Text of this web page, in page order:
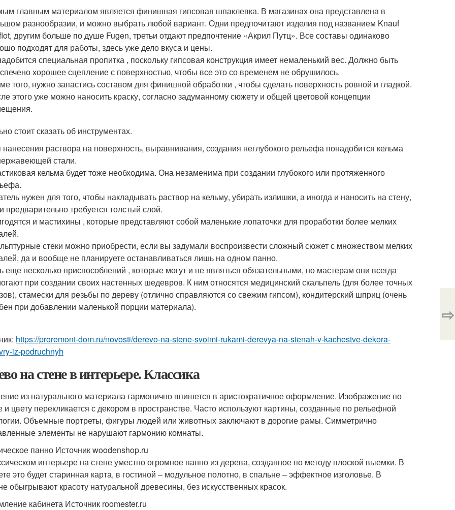
главным материалом является финишная гипсовая шпаклевка. В магазинах она представлена в
разнообразии, и можно выбрать любой вариант. Одни предпочитают изделия под названием Knauf
другим больше по душе Fugen, третьи отдают предпочтение «Акрил Путц». Все составы одинаково
подходят для работы, здесь уже дело вкуса и цены.
специальная пропитка , поскольку гипсовая конструкция имеет немаленький вес. Должно быть
хорошее сцепление с поверхностью, чтобы все это со временем не обрушилось.
того, нужно запастись составом для финишной обработки , чтобы сделать поверхность ровной и гладкой.
этого уже можно наносить краску, согласно задуманному сюжету и общей цветовой концепции
стоит сказать об инструментах.
раствора на поверхность, выравнивания, создания неглубокого рельефа понадобится кельма
стали.
кельма будет тоже необходима. Она незаменима при создании глубокого или протяженного
нужен для того, чтобы накладывать раствор на кельму, убирать излишки, а иногда и наносить на стену,
предварительно требуется толстый слой.
и мастихины , которые представляют собой маленькие лопаточки для проработки более мелких
стеки можно приобрести, если вы задумали воспроизвести сложный сюжет с множеством мелких
да и вообще не планируете останавливаться лишь на одном панно.
еще несколько приспособлений , которые могут и не являться обязательными, но мастерам они всегда
при создании своих настенных шедевров. К ним относятся медицинский скальпель (для более точных
стамески для резьбы по дереву (отлично справляются со свежим гипсом), кондитерский шприц (очень
при добавлении маленькой порции материала).
https://proremont-dom.ru/novosti/derevo-na-stene-svoimi-rukami-derevya-na-stenah-v-kachestve-dekora-
iz-podruchnyh
на стене в интерьере. Классика
из натурального материала гармонично впишется в аристократичное оформление. Изображение по
цвету перекликается с декором в пространстве. Часто используют картины, созданные по рельефной
Объемные портреты, фигуры людей или животных заключают в дорогие рамы. Симметрично
элементы не нарушают гармонию комнаты.
панно Источник woodenshop.ru
интерьере на стене уместно огромное панно из дерева, созданное по методу плоской выемки. В
это будет старинная карта, в гостиной – модульное полотно, в спальне – эффектное изголовье. В
обыгрывают красоту натуральной древесины, без искусственных красок.
кабинета Источник roomester.ru
⇨